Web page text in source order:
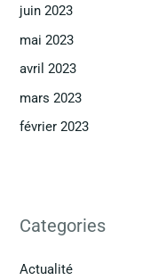
juin 2023
mai 2023
avril 2023
mars 2023
février 2023
Categories
Actualité